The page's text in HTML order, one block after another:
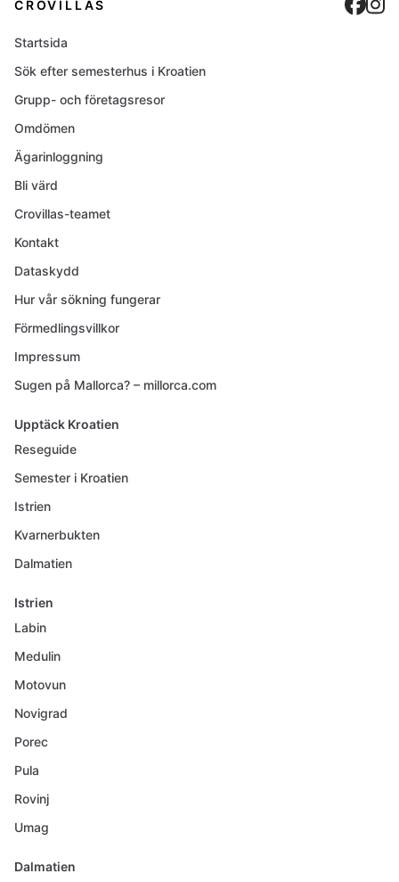
CROVILLAS
Startsida
Sök efter semesterhus i Kroatien
Grupp- och företagsresor
Omdömen
Ägarinloggning
Bli värd
Crovillas-teamet
Kontakt
Dataskydd
Hur vår sökning fungerar
Förmedlingsvillkor
Impressum
Sugen på Mallorca? – millorca.com
Upptäck Kroatien
Reseguide
Semester i Kroatien
Istrien
Kvarnerbukten
Dalmatien
Istrien
Labin
Medulin
Motovun
Novigrad
Porec
Pula
Rovinj
Umag
Dalmatien